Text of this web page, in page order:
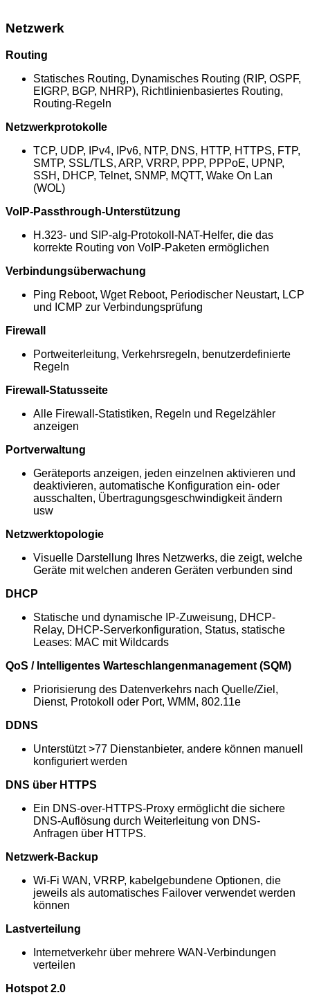
Netzwerk
Routing
Statisches Routing, Dynamisches Routing (RIP, OSPF,
EIGRP, BGP, NHRP), Richtlinienbasiertes Routing,
Routing-Regeln
Netzwerkprotokolle
TCP, UDP, IPv4, IPv6, NTP, DNS, HTTP, HTTPS, FTP,
SMTP, SSL/TLS, ARP, VRRP, PPP, PPPoE, UPNP,
SSH, DHCP, Telnet, SNMP, MQTT, Wake On Lan
(WOL)
VoIP-Passthrough-Unterstützung
H.323- und SIP-alg-Protokoll-NAT-Helfer, die das
korrekte Routing von VoIP-Paketen ermöglichen
Verbindungsüberwachung
Ping Reboot, Wget Reboot, Periodischer Neustart, LCP
und ICMP zur Verbindungsprüfung
Firewall
Portweiterleitung, Verkehrsregeln, benutzerdefinierte
Regeln
Firewall-Statusseite
Alle Firewall-Statistiken, Regeln und Regelzähler
anzeigen
Portverwaltung
Geräteports anzeigen, jeden einzelnen aktivieren und
deaktivieren, automatische Konfiguration ein- oder
ausschalten, Übertragungsgeschwindigkeit ändern
usw
Netzwerktopologie
Visuelle Darstellung Ihres Netzwerks, die zeigt, welche
Geräte mit welchen anderen Geräten verbunden sind
DHCP
Statische und dynamische IP-Zuweisung, DHCP-
Relay, DHCP-Serverkonfiguration, Status, statische
Leases: MAC mit Wildcards
QoS / Intelligentes Warteschlangenmanagement (SQM)
Priorisierung des Datenverkehrs nach Quelle/Ziel,
Dienst, Protokoll oder Port, WMM, 802.11e
DDNS
Unterstützt >77 Dienstanbieter, andere können manuell
konfiguriert werden
DNS über HTTPS
Ein DNS-over-HTTPS-Proxy ermöglicht die sichere
DNS-Auflösung durch Weiterleitung von DNS-
Anfragen über HTTPS.
Netzwerk-Backup
Wi-Fi WAN, VRRP, kabelgebundene Optionen, die
jeweils als automatisches Failover verwendet werden
können
Lastverteilung
Internetverkehr über mehrere WAN-Verbindungen
verteilen
Hotspot 2.0